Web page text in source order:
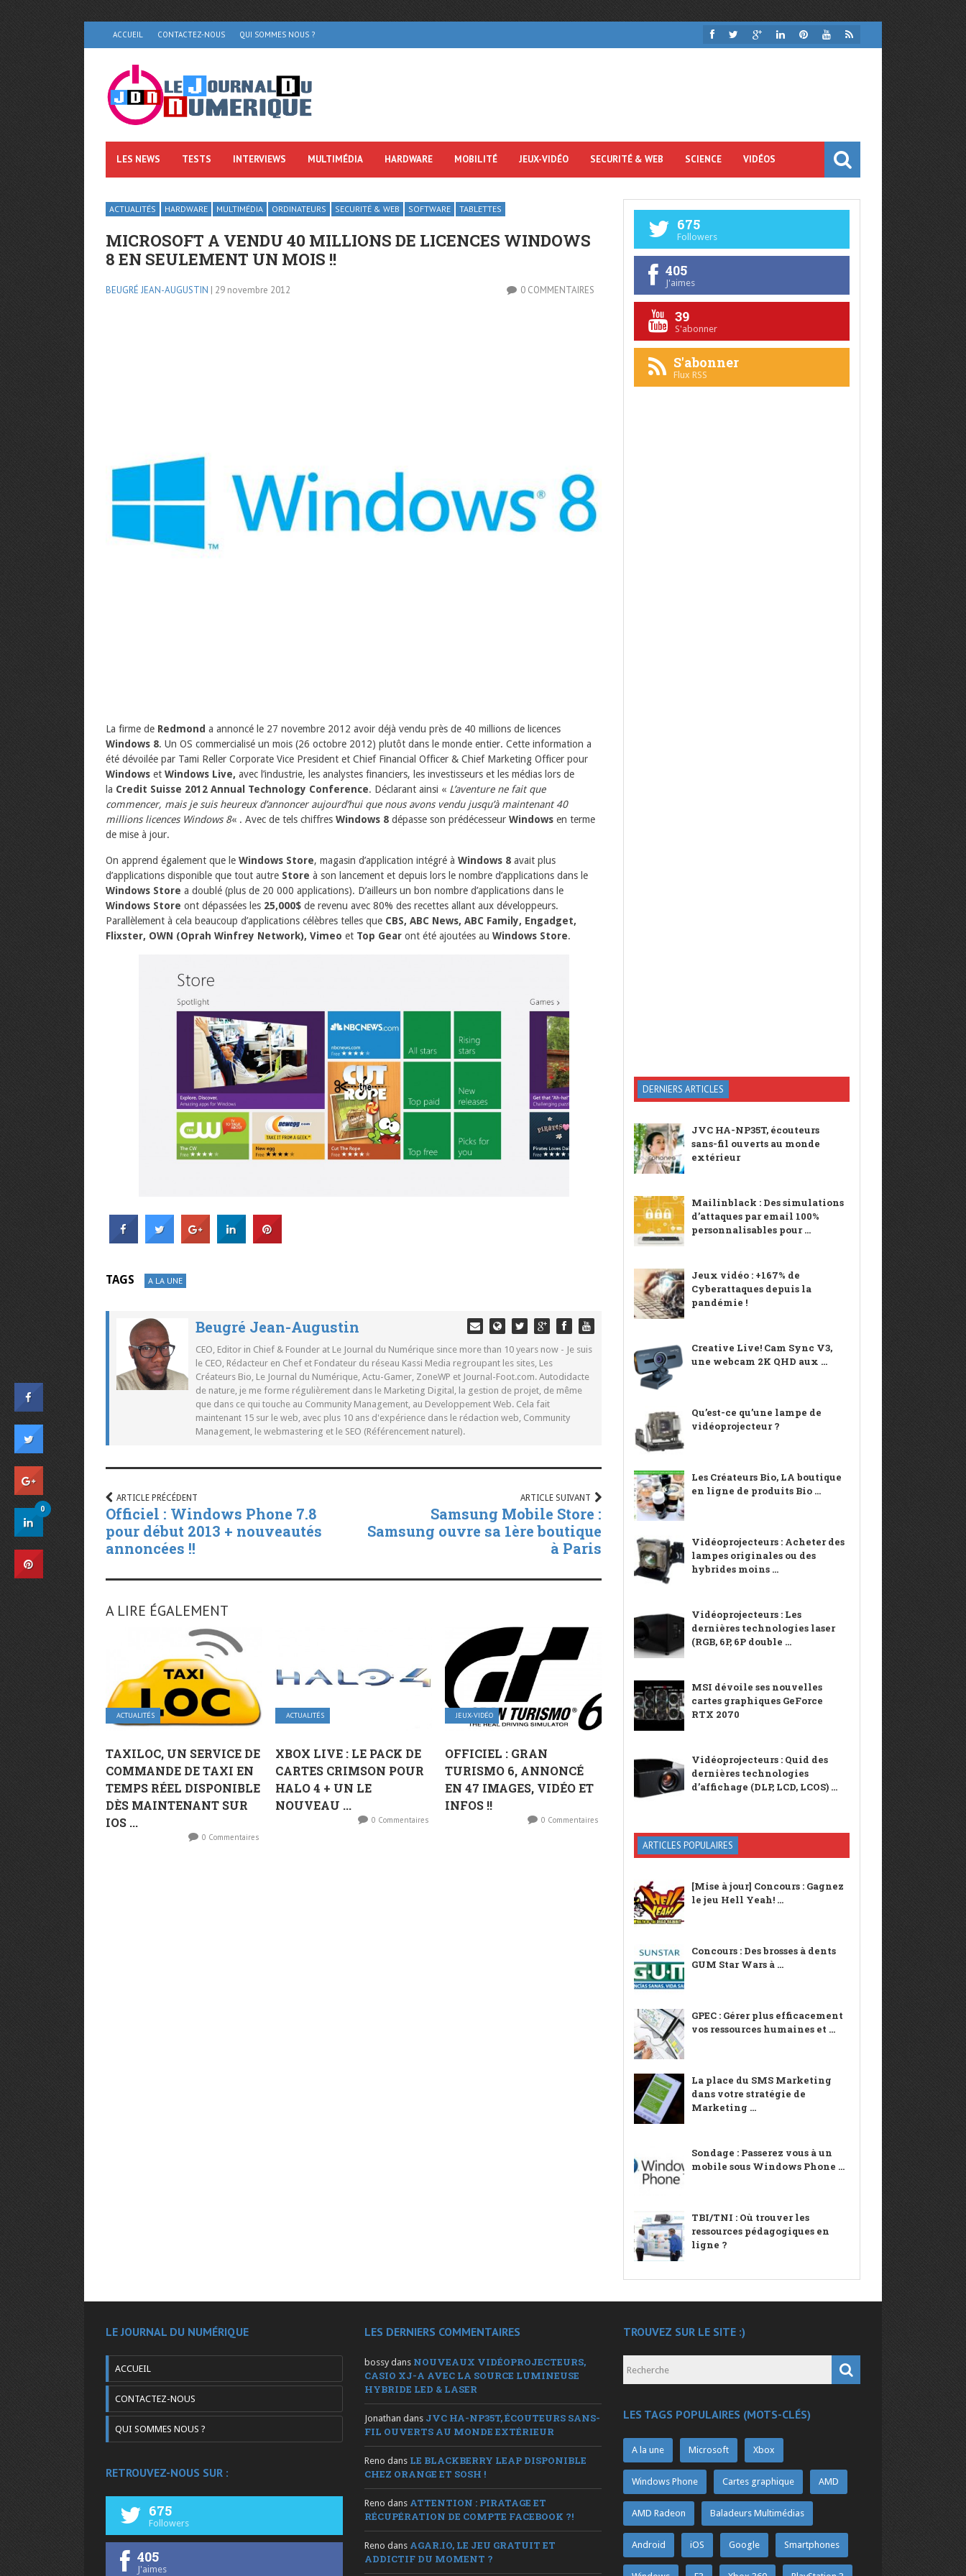
ACCUEIL CONTACTEZ-NOUS QUI SOMMES NOUS ?
LES NEWS TESTS INTERVIEWS MULTIMÉDIA HARDWARE MOBILITÉ JEUX-VIDÉO SECURITÉ & WEB SCIENCE VIDÉOS
ACTUALITÉS HARDWARE MULTIMÉDIA ORDINATEURS SECURITÉ & WEB SOFTWARE TABLETTES
MICROSOFT A VENDU 40 MILLIONS DE LICENCES WINDOWS
8 EN SEULEMENT UN MOIS !!
BEUGRÉ JEAN-AUGUSTIN | 29 novembre 2012 0 COMMENTAIRES
La firme de Redmond a annoncé le 27 novembre 2012 avoir déjà vendu près de 40 millions de licences
Windows 8. Un OS commercialisé un mois (26 octobre 2012) plutôt dans le monde entier. Cette information a
été dévoilée par Tami Reller Corporate Vice President et Chief Financial Officer & Chief Marketing Officer pour
Windows et Windows Live, avec l’industrie, les analystes financiers, les investisseurs et les médias lors de
la Credit Suisse 2012 Annual Technology Conference. Déclarant ainsi « L’aventure ne fait que
commencer, mais je suis heureux d’annoncer aujourd’hui que nous avons vendu jusqu’à maintenant40
millionslicences Windows 8« . Avec de tels chiffres Windows 8 dépasse son prédécesseur Windows en terme
de mise à jour.
On apprend également que le Windows Store, magasin d’application intégré à Windows 8 avait plus
d’applications disponible que tout autre Store à son lancement et depuis lors le nombre d’applications dans le
Windows Store a doublé (plus de 20 000 applications). D’ailleurs un bon nombre d’applications dans le
Windows Store ont dépassées les 25,000$ de revenu avec 80% des recettes allant aux développeurs.
Parallèlement à cela beaucoup d’applications célèbres telles que CBS, ABC News, ABC Family, Engadget,
Flixster, OWN (Oprah Winfrey Network), Vimeo et Top Gear ont été ajoutées au Windows Store.
TAGS A LA UNE
Beugré Jean-Augustin
CEO, Editor in Chief & Founder at Le Journal du Numérique since more than 10 years now - Je suis
le CEO, Rédacteur en Chef et Fondateur du réseau Kassi Media regroupant les sites, Les
Créateurs Bio, Le Journal du Numérique, Actu-Gamer, ZoneWP et Journal-Foot.com. Autodidacte
de nature, je me forme régulièrement dans le Marketing Digital, la gestion de projet, de même
que dans ce qui touche au Community Management, au Developpement Web. Cela fait
maintenant 15 sur le web, avec plus 10 ans d'expérience dans le rédaction web, Community
Management, le webmastering et le SEO (Référencement naturel).
ARTICLE PRÉCÉDENT
Officiel : Windows Phone 7.8
pour début 2013 + nouveautés
annoncées !!
ARTICLE SUIVANT
Samsung Mobile Store :
Samsung ouvre sa 1ère boutique
à Paris
A LIRE ÉGALEMENT
ACTUALITÉS
TAXILOC, UN SERVICE DE
COMMANDE DE TAXI EN
TEMPS RÉEL DISPONIBLE
DÈS MAINTENANT SUR
IOS ...
0 Commentaires
ACTUALITÉS
XBOX LIVE : LE PACK DE
CARTES CRIMSON POUR
HALO 4 + UN LE
NOUVEAU ...
0 Commentaires
JEUX-VIDÉO
OFFICIEL : GRAN
TURISMO 6, ANNONCÉ
EN 47 IMAGES, VIDÉO ET
INFOS !!
0 Commentaires
675
Followers
405
J'aimes
39
S'abonner
S'abonner
Flux RSS
DERNIERS ARTICLES
JVC HA-NP35T, écouteurs
sans-fil ouverts au monde
extérieur
Mailinblack : Des simulations
d’attaques par email 100%
personnalisables pour ...
Jeux vidéo : +167% de
Cyberattaques depuis la
pandémie !
Creative Live! Cam Sync V3,
une webcam 2K QHD aux ...
Qu’est-ce qu’une lampe de
vidéoprojecteur ?
Les Créateurs Bio, LA boutique
en ligne de produits Bio ...
Vidéoprojecteurs : Acheter des
lampes originales ou des
hybrides moins ...
Vidéoprojecteurs : Les
dernières technologies laser
(RGB, 6P, 6P double ...
MSI dévoile ses nouvelles
cartes graphiques GeForce
RTX 2070
Vidéoprojecteurs : Quid des
dernières technologies
d’affichage (DLP, LCD, LCOS) ...
ARTICLES POPULAIRES
[Mise à jour] Concours : Gagnez
le jeu Hell Yeah! ...
Concours : Des brosses à dents
GUM Star Wars à ...
GPEC : Gérer plus efficacement
vos ressources humaines et ...
La place du SMS Marketing
dans votre stratégie de
Marketing ...
Sondage : Passerez vous à un
mobile sous Windows Phone ...
TBI/TNI : Où trouver les
ressources pédagogiques en
ligne ?
LE JOURNAL DU NUMÉRIQUE
ACCUEIL
CONTACTEZ-NOUS
QUI SOMMES NOUS ?
RETROUVEZ-NOUS SUR :
675
Followers
405
J'aimes
LES DERNIERS COMMENTAIRES
bossy dans NOUVEAUX VIDÉOPROJECTEURS,
CASIO XJ-A AVEC LA SOURCE LUMINEUSE
HYBRIDE LED & LASER
Jonathan dans JVC HA-NP35T, ÉCOUTEURS SANS-
FIL OUVERTS AU MONDE EXTÉRIEUR
Reno dans LE BLACKBERRY LEAP DISPONIBLE
CHEZ ORANGE ET SOSH !
Reno dans ATTENTION : PIRATAGE ET
RÉCUPÉRATION DE COMPTE FACEBOOK ?!
Reno dans AGAR.IO, LE JEU GRATUIT ET
ADDICTIF DU MOMENT ?
TROUVEZ SUR LE SITE :)
LES TAGS POPULAIRES (MOTS-CLÉS)
A la une Microsoft Xbox
Windows Phone Cartes graphique AMD
AMD Radeon Baladeurs Multimédias
Android iOS Google Smartphones
0